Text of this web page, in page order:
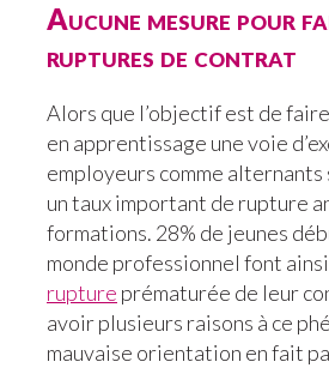
Aucune mesure pour
ruptures de contrat
Alors que l’objectif est de
en apprentissage une voie
employeurs comme
un taux important de rupture
formations. 28% de jeunes
monde professionnel font ainsi
rupture prématurée de leur
avoir plusieurs raisons à ce
mauvaise orientation en fait